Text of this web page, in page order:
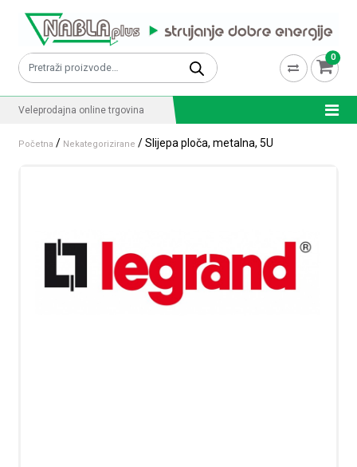
Pretraži: 0
Veleprodajna online trgovina
Početna / Nekategorizirane / Slijepa ploča, metalna, 5U